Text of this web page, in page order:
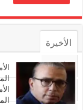
الأخيرة
الأشهر
تعليقات